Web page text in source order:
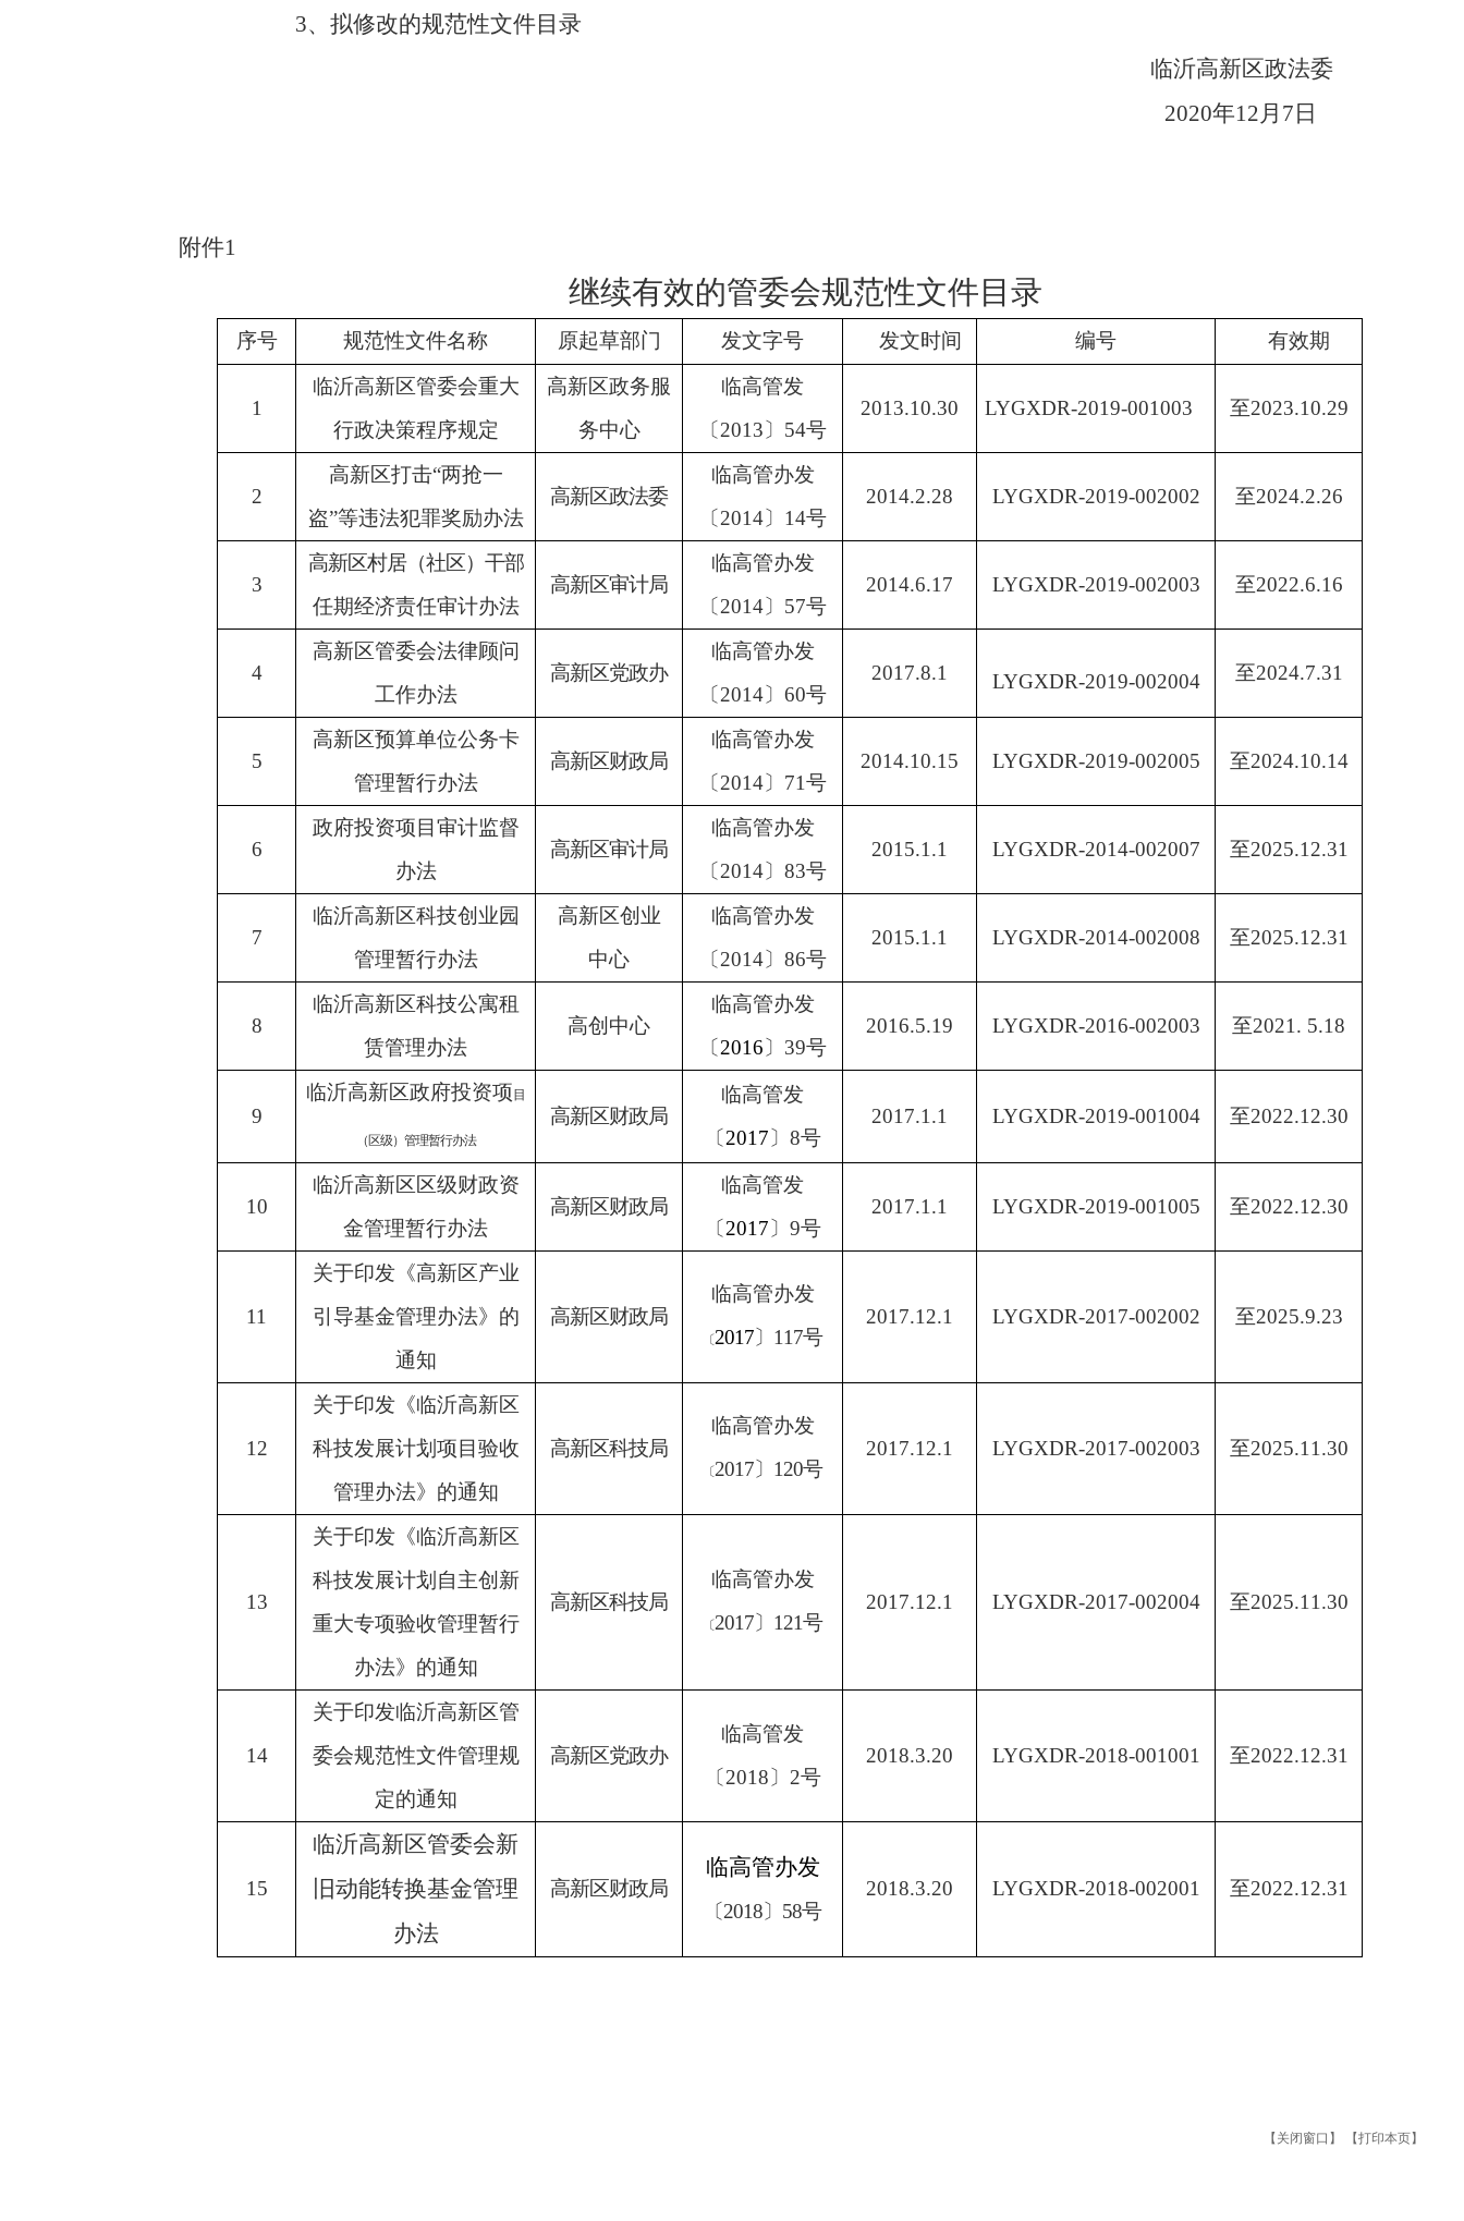
3、拟修改的规范性文件目录
临沂高新区政法委
2020年12月 7 日
附件1
继续有效的管委会规范性文件目录
序号 规范性文件名称 原起草部门 发文字号 发文时间 编号 有效期
1
临沂高新区管委会重大
行政决策程序规定
高新区政务服
务中心
临高管发
〔 2013 〕 54号
2013.10.30 LYGXDR-2019-001003 至2023.10.29
2
高新区打击“两抢一
盗”等违法犯罪奖励办法
高新区政法委
临高管办发
〔 2014〕 14号
2014.2.28 LYGXDR-2019-002002 至2024.2.26
3
高新区村居（社区）干部
任期经济责任审计办法
高新区审计局
临高管办发
〔 2014〕 57号
2014.6.17 LYGXDR-2019-002003 至2022.6.16
4
高新区管委会法律顾问
工作办法
高新区党政办
临高管办发
〔 2014〕 60号
2017.8.1 LYGXDR-2019-002004 至2024.7.31
5
高新区预算单位公务卡
管理暂行办法
高新区财政局
临高管办发
〔 2014〕 71号
2014.10.15 LYGXDR-2019-002005 至2024.10.14
6
政府投资项目审计监督
办法
高新区审计局
临高管办发
〔 2014〕 83号
2015.1.1 LYGXDR-2014-002007 至2025.12.31
7
临沂高新区科技创业园
管理暂行办法
高新区创业
中心
临高管办发
〔 2014〕 86号
2015.1.1 LYGXDR-2014-002008 至2025.12.31
8
临沂高新区科技公寓租
赁管理办法
高创中心
临高管办发
〔 2016 〕 39号
2016.5.19 LYGXDR-2016-002003 至2021. 5.18
9
临沂高新区政府投资项 目
（区级）管理暂行办法
高新区财政局
临高管发
〔 2017 〕 8号
2017.1.1 LYGXDR-2019-001004 至2022.12.30
10
临沂高新区区级财政资
金管理暂行办法
高新区财政局
临高管发
〔 2017 〕 9号
2017.1.1 LYGXDR-2019-001005 至2022.12.30
11
关于印发《高新区产业
引导基金管理办法》的
通知
高新区财政局
临高管办发
〔2017〕 117号
2017.12.1 LYGXDR-2017-002002 至2025.9.23
12
关于印发《临沂高新区
科技发展计划项目验收
管理办法》的通知
高新区科技局
临高管办发
〔2017〕 120号
2017.12.1 LYGXDR-2017-002003 至2025.11.30
13
关于印发《临沂高新区
科技发展计划自主创新
重大专项验收管理暂行
办法》的通知
高新区科技局
临高管办发
〔2017〕 121号
2017.12.1 LYGXDR-2017-002004 至2025.11.30
14
关于印发临沂高新区管
委会规范性文件管理规
定的通知
高新区党政办
临高管发
〔 2018 〕 2号
2018.3.20 LYGXDR-2018-001001 至2022.12.31
15
临沂高新区管委会新
旧动能转换基金管理
办法
高新区财政局
临高管办发
〔2018〕 58号
2018.3.20 LYGXDR-2018-002001 至2022.12.31
【关闭窗口】 【打印本页】